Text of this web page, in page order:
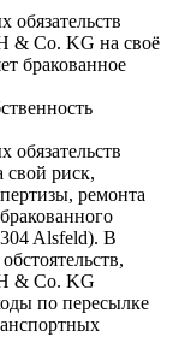
обязательств
& Со. KG на своё
бракованное
обязательств
свой риск,
ремонта
Alsfeld). В
& Со. KG
по пересылке